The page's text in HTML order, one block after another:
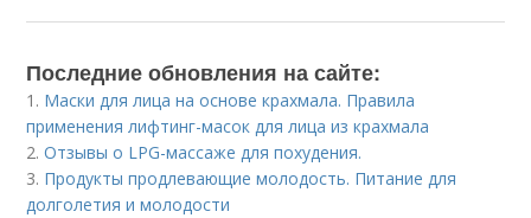
Последние обновления на сайте:
1. Маски для лица на основе крахмала. Правила
применения лифтинг-масок для лица из крахмала
2.Отзывы о LPG-массаже для похудения.
3. Продукты продлевающие молодость. Питание для
долголетия и молодости